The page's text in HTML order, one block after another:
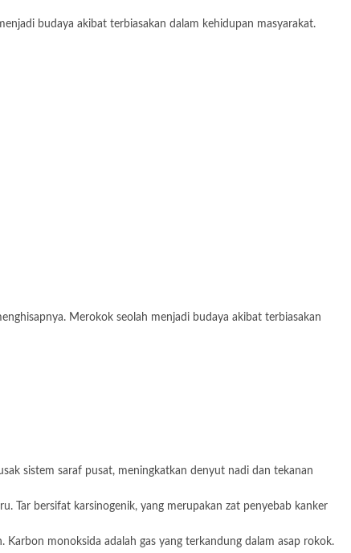
budaya akibat terbiasakan dalam kehidupan masyarakat.
Merokok seolah menjadi budaya akibat terbiasakan
sistem saraf pusat, meningkatkan denyut nadi dan tekanan
Tar bersifat karsinogenik, yang merupakan zat penyebab kanker
monoksida adalah gas yang terkandung dalam asap rokok.